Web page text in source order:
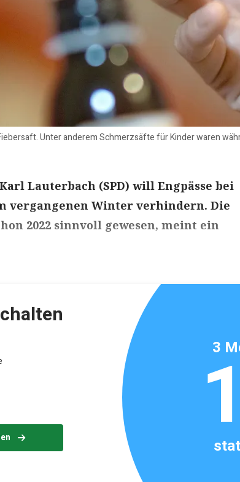
Unter anderem Schmerzsäfte für Kinder waren
Lauterbach (SPD) will Engpässe bei
vergangenen Winter verhindern. Die
2022 sinnvoll gewesen, meint ein
3